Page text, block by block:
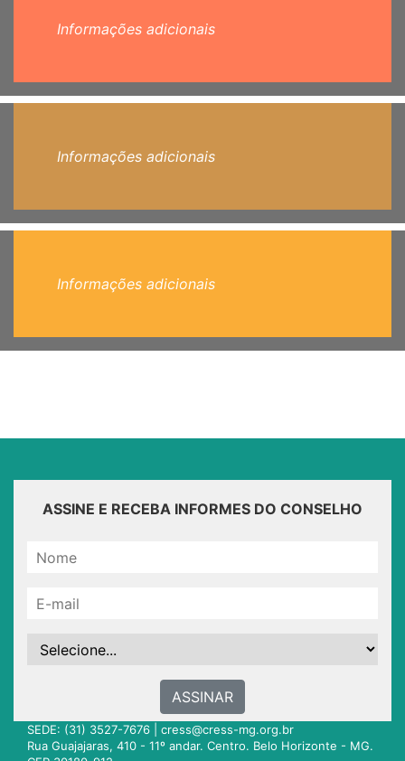
Informações adicionais
Informações adicionais
Informações adicionais
ASSINE E RECEBA INFORMES DO CONSELHO
ASSINAR
SEDE: (31) 3527-7676 | cress@cress-mg.org.br
Rua Guajajaras, 410 - 11º andar. Centro. Belo Horizonte - MG.